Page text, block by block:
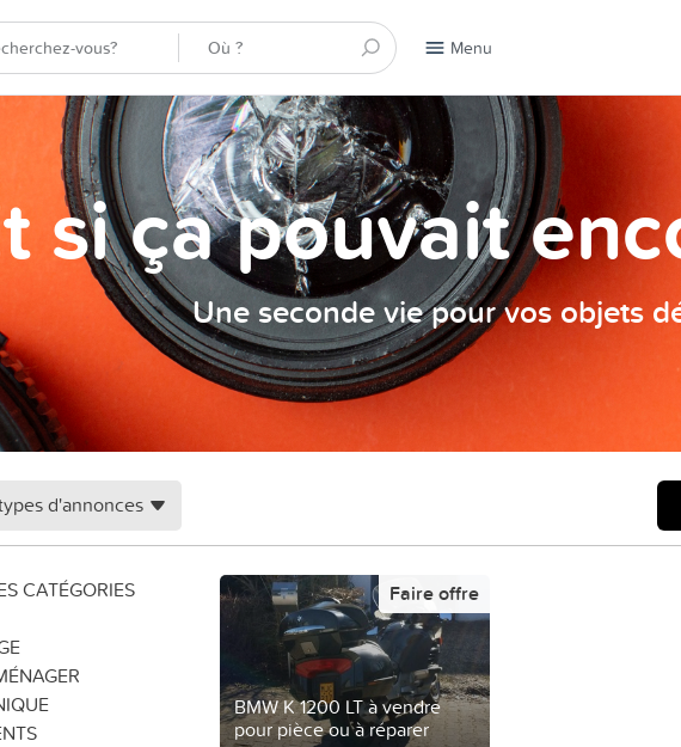
Menu
si ça pouvait
Une seconde vie pour vos objets
d'annonces
CATÉGORIES
BMW K 1200 LT à vendre
pour pièce ou à réparer
Faire offre